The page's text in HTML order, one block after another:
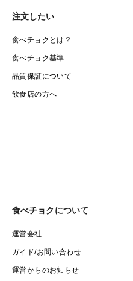
注文したい
食べチョクとは？
食べチョク基準
品質保証について
飲食店の方へ
食べチョクについて
運営会社
ガイド/お問い合わせ
運営からのお知らせ